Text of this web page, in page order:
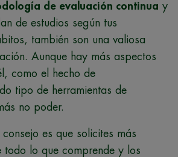
de evaluación continua y
de estudios según tus
también son una valiosa
Aunque hay más aspectos
como el hecho de
tipo de herramientas de
no poder.
consejo es que solicites más
todo lo que comprende y los